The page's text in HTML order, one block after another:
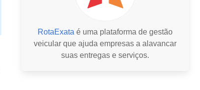
RotaExata é uma plataforma de gestão
veicular que ajuda empresas a alavancar
suas entregas e serviços.